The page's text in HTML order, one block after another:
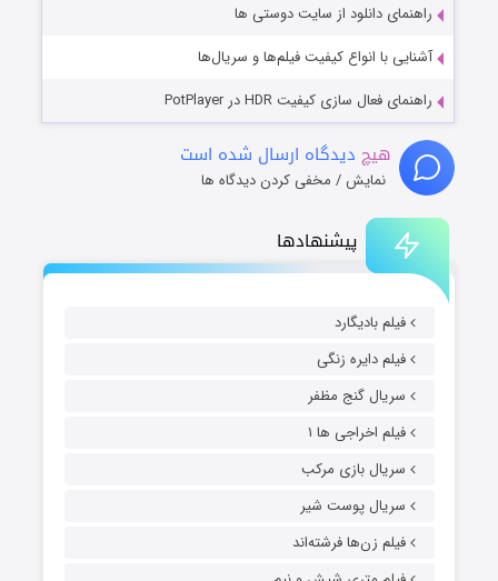
پیشنهادها
فیلم بادیگارد
فیلم دایره زنگی
سریال گنج مظفر
فیلم اخراجی ها ۱
سریال بازی مرکب
سریال پوست شیر
فیلم زن‌ها فرشته‌اند
راهنمای دانلود از سایت دوستی ها
آشنایی با انواع کیفیت فیلم‌ها و سریال‌ها
راهنمای فعال سازی کیفیت HDR در PotPlayer
هیچ دیدگاه ارسال شده است
نمایش / مخفی کردن دیدگاه ها